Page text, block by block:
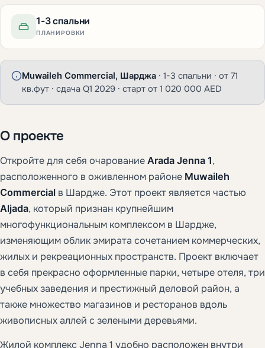
1-3 спальни
ПЛАНИРОВКИ
Muwaileh Commercial, Шарджа · 1-3 спальни · от 71
кв.фут · сдача Q1 2029 · старт от 1 020 000 AED
О проекте
Откройте для себя очарование Arada Jenna 1,
расположенного в оживленном районе Muwaileh
Commercial в Шардже. Этот проект является частью
Aljada, который признан крупнейшим
многофункциональным комплексом в Шардже,
изменяющим облик эмирата сочетанием коммерческих,
жилых и рекреационных пространств. Проект включает
в себя прекрасно оформленные парки, четыре отеля, три
учебных заведения и престижный деловой район, а
также множество магазинов и ресторанов вдоль
живописных аллей с зелеными деревьями.
Жилой комплекс Jenna 1 удобно расположен внутри